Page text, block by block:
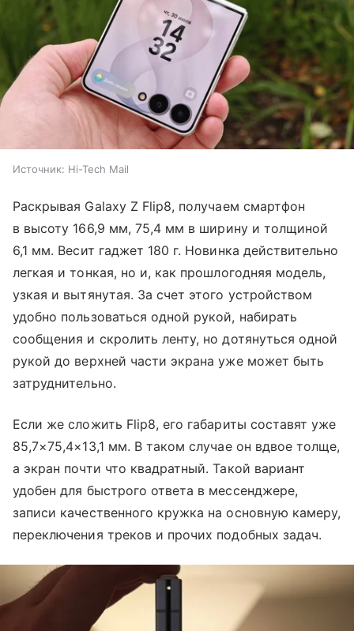
Источник: Hi-Tech Mail
Раскрывая Galaxy Z Flip8, получаем смартфон
в высоту 166,9 мм, 75,4 мм в ширину и толщиной
6,1 мм. Весит гаджет 180 г. Новинка действительно
легкая и тонкая, но и, как прошлогодняя модель,
узкая и вытянутая. За счет этого устройством
удобно пользоваться одной рукой, набирать
сообщения и скролить ленту, но дотянуться одной
рукой до верхней части экрана уже может быть
затруднительно.
Если же сложить Flip8, его габариты составят уже
85,7×75,4×13,1 мм. В таком случае он вдвое толще,
а экран почти что квадратный. Такой вариант
удобен для быстрого ответа в мессенджере,
записи качественного кружка на основную камеру,
переключения треков и прочих подобных задач.